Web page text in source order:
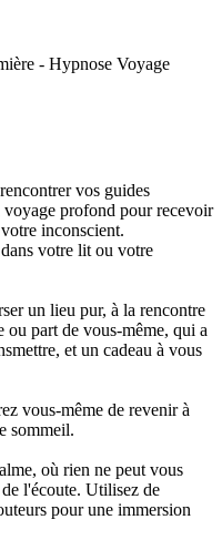
- Hypnose Voyage
vos guides
voyage profond pour recevoir
inconscient.
votre lit ou votre
un lieu pur, à la rencontre
ou part de vous-même, qui a
et un cadeau à vous
vous-même de revenir à
sommeil.
où rien ne peut vous
l'écoute. Utilisez de
pour une immersion